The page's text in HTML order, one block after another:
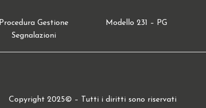
Procedura Gestione
Segnalazioni
Modello 231 – PG
Copyright 2025© – Tutti i diritti sono riservati